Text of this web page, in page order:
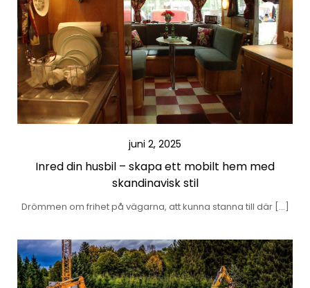
juni 2, 2025
Inred din husbil – skapa ett mobilt hem med
skandinavisk stil
Drömmen om frihet på vägarna, att kunna stanna till där […]